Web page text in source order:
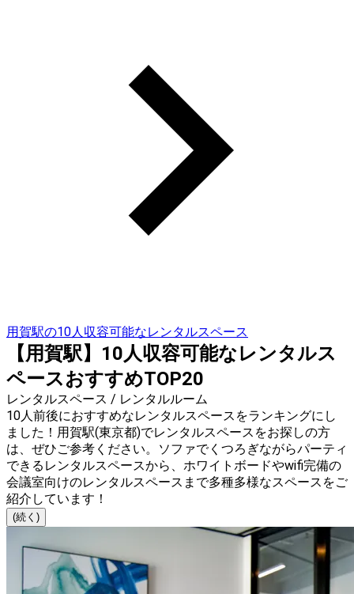
用賀駅の10人収容可能なレンタルスペース
【用賀駅】10人収容可能なレンタルス
ペースおすすめTOP20
レンタルスペース / レンタルルーム
10人前後におすすめなレンタルスペースをランキングにし
ました！用賀駅(東京都)でレンタルスペースをお探しの方
は、ぜひご参考ください。ソファでくつろぎながらパーティ
できるレンタルスペースから、ホワイトボードやwifi完備の
会議室向けのレンタルスペースまで多種多様なスペースをご
紹介しています！
(続く)